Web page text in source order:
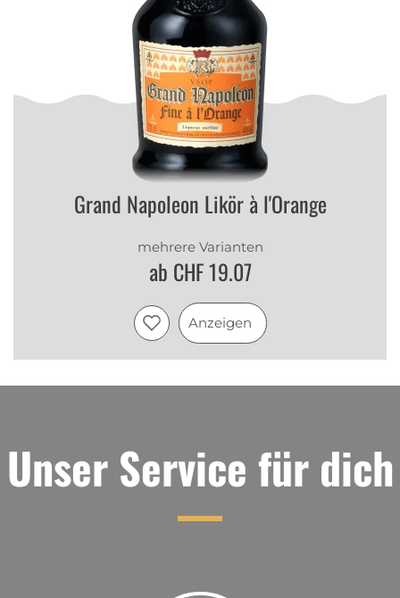
Grand Napoleon Likör à l'Orange
mehrere Varianten
ab CHF 19.07
Anzeigen
Unser Service für dich